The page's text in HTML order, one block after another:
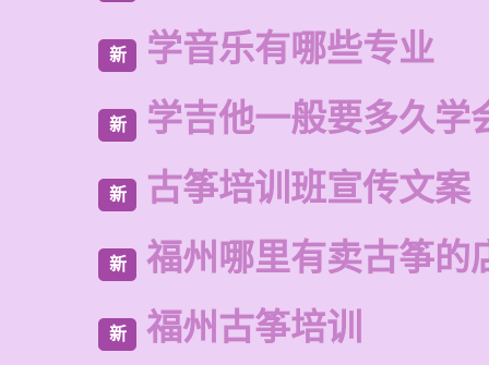
新 学音乐有哪些专业
新 学吉他一般要多久学
新 古筝培训班宣传文案
新 福州哪里有卖古筝的
新 福州古筝培训